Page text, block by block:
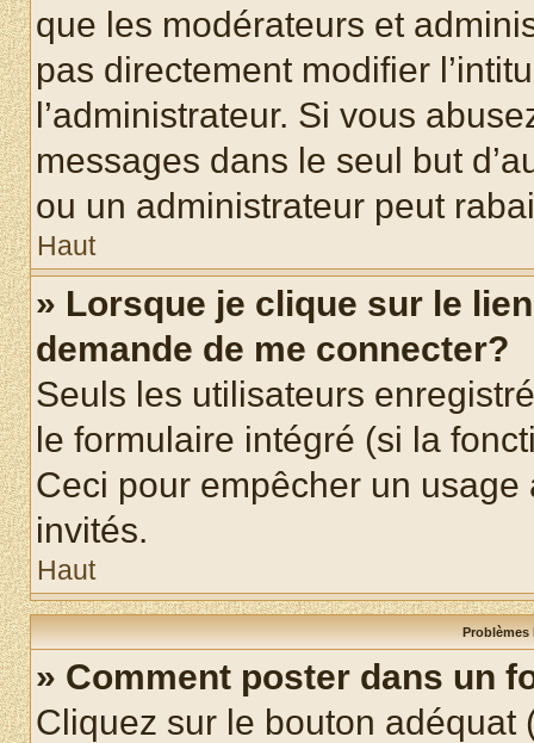
que les modérateurs et
pas directement modifier
l’administrateur. Si vous
messages dans le seul but
ou un administrateur peut
Haut
» Lorsque je clique sur le
demande de me connecter?
Seuls les utilisateurs
le formulaire intégré (si la
Ceci pour empêcher un
invités.
Haut
Problèmes
» Comment poster dans un
Cliquez sur le bouton